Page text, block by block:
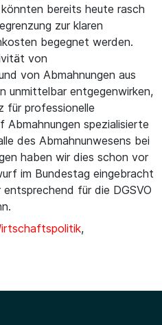
bereits heute rasch
zur klaren
begegnet werden.
von
von Abmahnungen aus
unmittelbar entgegenwirken,
für professionelle
Abmahnungen spezialisierte
des Abmahnunwesens bei
haben wir dies schon vor
im Bundestag eingebracht
für die DGSVO
,